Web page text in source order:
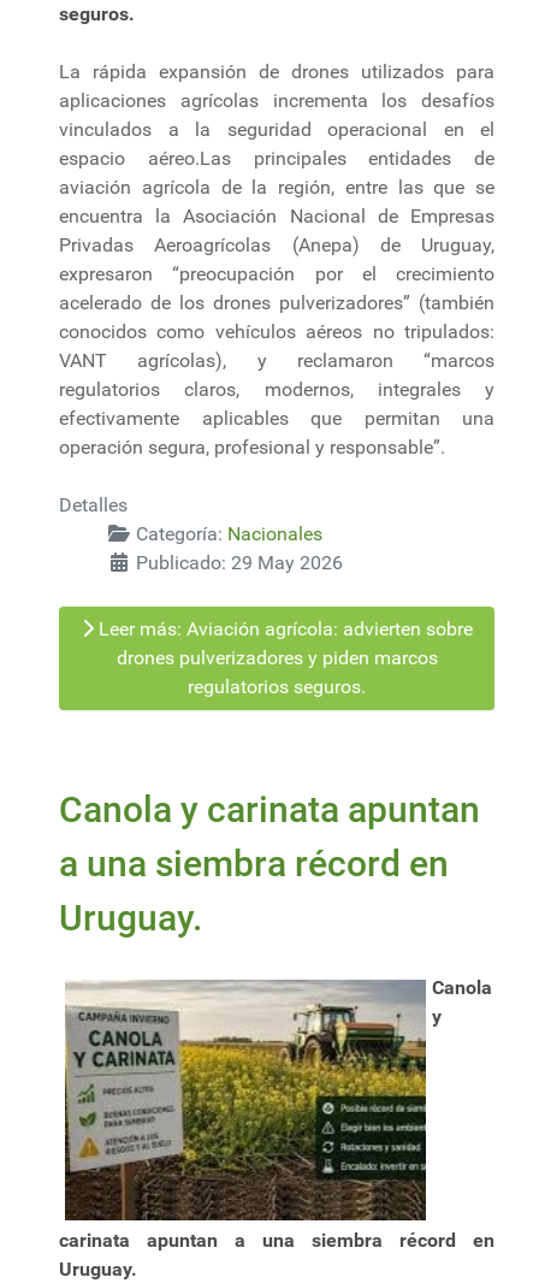
seguros.
La rápida expansión de drones utilizados para
aplicaciones agrícolas incrementa los desafíos
vinculados a la seguridad operacional en el
espacio aéreo.Las principales entidades de
aviación agrícola de la región, entre las que se
encuentra la Asociación Nacional de Empresas
Privadas Aeroagrícolas (Anepa) de Uruguay,
expresaron “preocupación por el crecimiento
acelerado de los drones pulverizadores” (también
conocidos como vehículos aéreos no tripulados:
VANT agrícolas), y reclamaron “marcos
regulatorios claros, modernos, integrales y
efectivamente aplicables que permitan una
operación segura, profesional y responsable”.
Detalles
Categoría: Nacionales
Publicado: 29 May 2026
Leer más: Aviación agrícola: advierten sobre
drones pulverizadores y piden marcos
regulatorios seguros.
Canola y carinata apuntan
a una siembra récord en
Uruguay.
Canola
y
carinata apuntan a una siembra récord en
Uruguay.